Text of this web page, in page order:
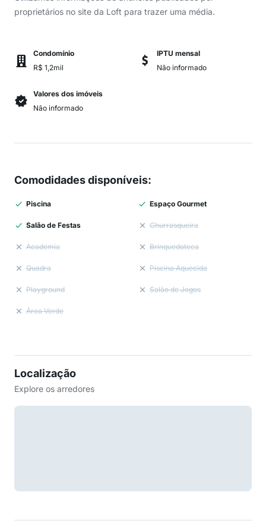
proprietários no site da Loft para trazer uma média.
Condomínio
R$ 1,2mil
IPTU mensal
Não informado
Valores dos imóveis
Não informado
Comodidades disponíveis:
Piscina Espaço Gourmet
Salão de Festas Churrasqueira
Academia Brinquedoteca
Quadra Piscina Aquecida
Playground Salão de Jogos
Área Verde
Localização
Explore os arredores